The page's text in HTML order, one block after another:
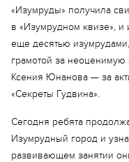
«Изумруды» получила
в «Изумрудном квизе»,
еще десятью
грамотой за
Ксения Юнанова — за
«Секреты Гудвина».
Сегодня ребята
Изумрудный город и
развивающем занятии